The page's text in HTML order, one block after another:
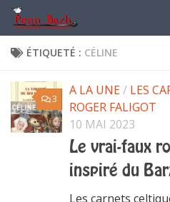
Skip to content
ÉTIQUETÉ : CÉLINE
3
A LA UNE/ LES
ROGER FALIGOT
10 MAI 2023
Le vrai-faux
inspiré du
Les carnets